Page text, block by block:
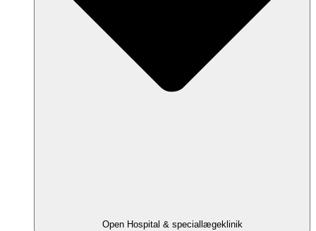
Open Hospital & speciallægeklinik